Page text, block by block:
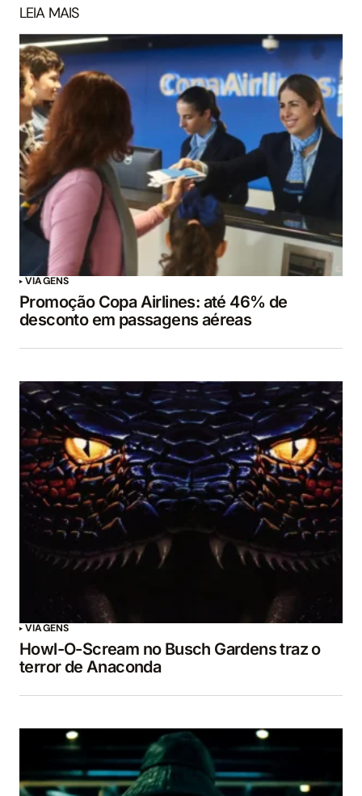
LEIA MAIS
VIAGENS
Promoção Copa Airlines: até 46% de
desconto em passagens aéreas
VIAGENS
Howl-O-Scream no Busch Gardens traz o
terror de Anaconda